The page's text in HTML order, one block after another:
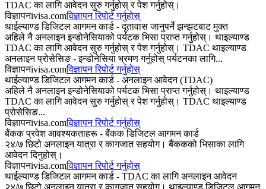
TDAC का लागि आवेदन सुरु गर्नुहोस् र पेश गर्नुहोस्।
विज्ञापनivisa.comविज्ञापन रिपोर्ट गर्नुहोस्
थाईल्याण्ड डिजिटल आगमन कार्ड - दूतावास जानुपर्ने झन्झटबाट मुक्त
अहिले नै अनलाइन इन्डोनेसियाको पर्यटक भिसा प्राप्त गर्नुहोस्। थाइल्याण्ड
TDAC का लागि आवेदन सुरु गर्नुहोस् र पेश गर्नुहोस्। TDAC थाइल्याण्ड
अनलाइन प्रोसेसिङ - इन्डोनेसिया भ्रमण गर्नुहोस् पर्यटनका लागि...
विज्ञापनivisa.comविज्ञापन रिपोर्ट गर्नुहोस्
थाईल्याण्ड डिजिटल आगमन कार्ड - अनलाइन आवेदन (TDAC)
अहिले नै अनलाइन इन्डोनेसियाको पर्यटक भिसा प्राप्त गर्नुहोस्। थाइल्याण्ड
TDAC का लागि आवेदन सुरु गर्नुहोस् र पेश गर्नुहोस्। TDAC थाइल्याण्ड
प्रोसेसिङ...
विज्ञापनivisa.comविज्ञापन रिपोर्ट गर्नुहोस्
बैंकक प्रवेश आवश्यकताहरू - बैंकक डिजिटल आगमन कार्ड
२४/७ छिटो अनलाइन यात्रा र कागजात सहयोग। बैंककको भिसाका लागि
आवेदन दिनुहोस्।
विज्ञापनivisa.comविज्ञापन रिपोर्ट गर्नुहोस्
थाईल्याण्ड डिजिटल आगमन कार्ड - TDAC का लागि अनलाइन आवेदन
२४/७ छिटो अनलाइन यात्रा र कागजात सहयोग। थाइल्याण्ड डिजिटल आगमन